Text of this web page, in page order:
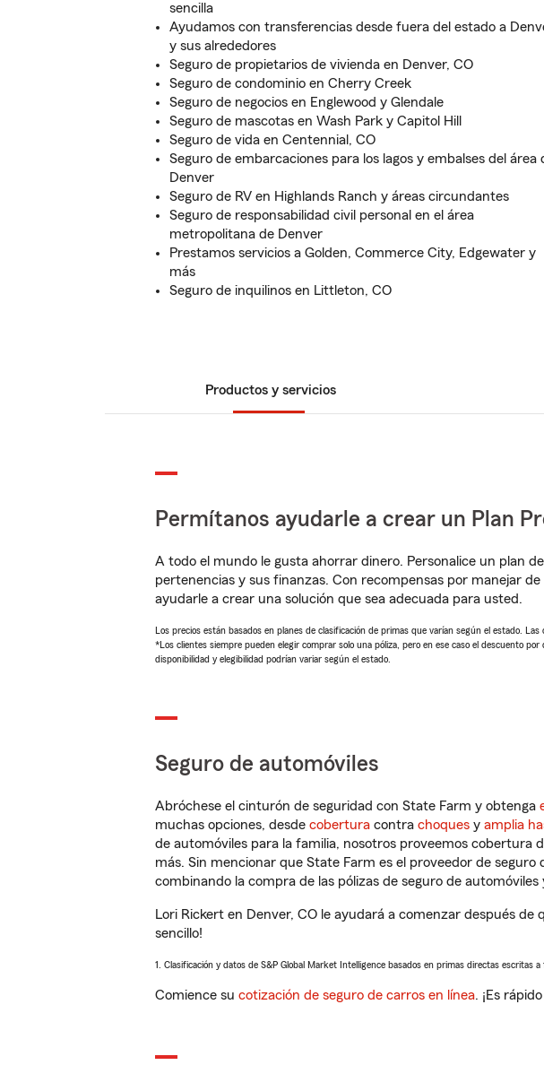
sencilla
Ayudamos con transferencias desde fuera del estado a
y sus alrededores
Seguro de propietarios de vivienda en Denver, CO
Seguro de condominio en Cherry Creek
Seguro de negocios en Englewood y Glendale
Seguro de mascotas en Wash Park y Capitol Hill
Seguro de vida en Centennial, CO
Seguro de embarcaciones para los lagos y embalses del área
Denver
Seguro de RV en Highlands Ranch y áreas circundantes
Seguro de responsabilidad civil personal en el área
metropolitana de Denver
Prestamos servicios a Golden, Commerce City, Edgewater y
más
Seguro de inquilinos en Littleton, CO
Productos y servicios
Permítanos ayudarle a crear un Plan
A todo el mundo le gusta ahorrar dinero. Personalice un plan
pertenencias y sus finanzas. Con recompensas por manejar
ayudarle a crear una solución que sea adecuada para usted.
Los precios están basados en planes de clasificación de primas que varían según el estado.
*Los clientes siempre pueden elegir comprar solo una póliza, pero en ese caso el descuento
disponibilidad y elegibilidad podrían variar según el estado.
Seguro de automóviles
Abróchese el cinturón de seguridad con State Farm y obtenga
muchas opciones, desde cobertura contra choques y amplia
de automóviles para la familia, nosotros proveemos cobertura
más. Sin mencionar que State Farm es el proveedor de
combinando la compra de las pólizas de seguro de automóviles
Lori Rickert en Denver, CO le ayudará a comenzar después
sencillo!
1. Clasificación y datos de S&P Global Market Intelligence basados en primas directas escritas a
Comience su cotización de seguro de carros en línea. ¡Es